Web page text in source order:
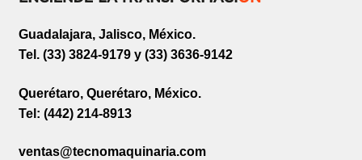
Guadalajara, Jalisco, México.
Tel. (33) 3824-9179 y (33) 3636-9142
Querétaro, Querétaro, México.
Tel: (442) 214-8913
ventas@tecnomaquinaria.com